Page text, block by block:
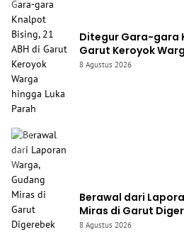
Ditegur Gara-gara
Garut Keroyok
8 Agustus 2026
Berawal dari
Miras di Garut
Disita, Pedagang
8 Agustus 2026